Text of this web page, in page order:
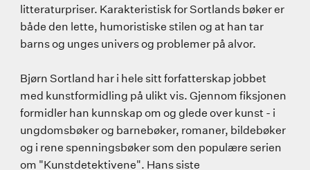
litteraturpriser. Karakteristisk for Sortlands bøker er
både den lette, humoristiske stilen og at han tar
barns og unges univers og problemer på alvor.
Bjørn Sortland har i hele sitt forfatterskap jobbet
med kunstformidling på ulikt vis. Gjennom fiksjonen
formidler han kunnskap om og glede over kunst - i
ungdomsbøker og barnebøker, romaner, bildebøker
og i rene spenningsbøker som den populære serien
om "Kunstdetektivene". Hans siste